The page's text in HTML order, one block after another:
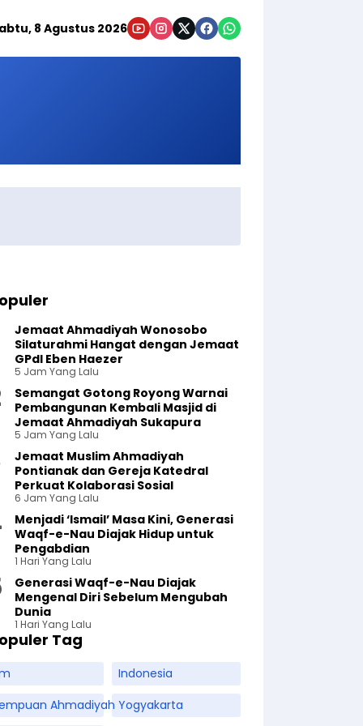
8 Agustus 2026
Jemaat Ahmadiyah Wonosobo
Silaturahmi Hangat dengan Jemaat
GPdI Eben Haezer
5 Jam Yang Lalu
Semangat Gotong Royong Warnai
Pembangunan Kembali Masjid di
Jemaat Ahmadiyah Sukapura
5 Jam Yang Lalu
Jemaat Muslim Ahmadiyah
Pontianak dan Gereja Katedral
Perkuat Kolaborasi Sosial
6 Jam Yang Lalu
Menjadi ‘Ismail’ Masa Kini, Generasi
Waqf-e-Nau Diajak Hidup untuk
Pengabdian
1 Hari Yang Lalu
Generasi Waqf-e-Nau Diajak
Mengenal Diri Sebelum Mengubah
Dunia
1 Hari Yang Lalu
Tag
Indonesia
Ahmadiyah Yogyakarta